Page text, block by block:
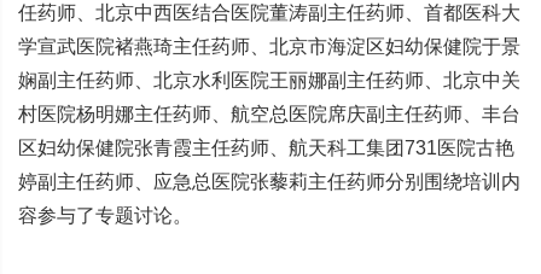
任药师、北京中西医结合医院董涛副主任药师、首都医科大
学宣武医院褚燕琦主任药师、北京市海淀区妇幼保健院于景
娴副主任药师、北京水利医院王丽娜副主任药师、北京中关
村医院杨明娜主任药师、航空总医院席庆副主任药师、丰台
区妇幼保健院张青霞主任药师、航天科工集团731医院古艳
婷副主任药师、应急总医院张藜莉主任药师分别围绕培训内
容参与了专题讨论。